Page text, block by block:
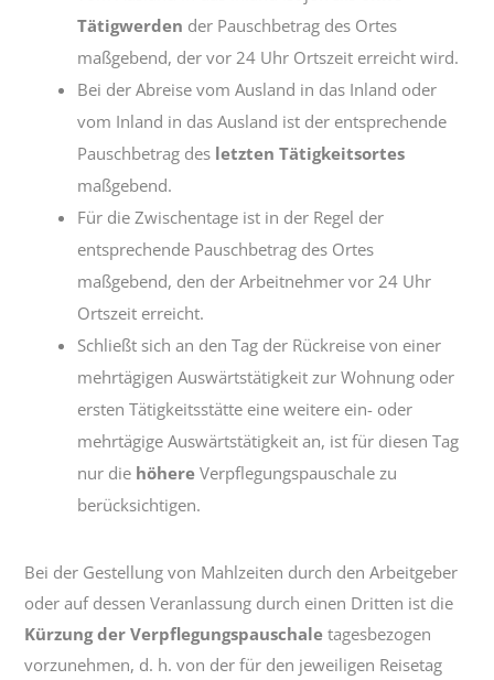
Tätigwerden der Pauschbetrag des Ortes
maßgebend, der vor 24 Uhr Ortszeit erreicht wird.
Bei der Abreise vom Ausland in das Inland oder
vom Inland in das Ausland ist der entsprechende
Pauschbetrag des letzten Tätigkeitsortes
maßgebend.
Für die Zwischentage ist in der Regel der
entsprechende Pauschbetrag des Ortes
maßgebend, den der Arbeitnehmer vor 24 Uhr
Ortszeit erreicht.
Schließt sich an den Tag der Rückreise von einer
mehrtägigen Auswärtstätigkeit zur Wohnung oder
ersten Tätigkeitsstätte eine weitere ein- oder
mehrtägige Auswärtstätigkeit an, ist für diesen Tag
nur die höhere Verpflegungspauschale zu
berücksichtigen.
Bei der Gestellung von Mahlzeiten durch den Arbeitgeber
oder auf dessen Veranlassung durch einen Dritten ist die
Kürzung der Verpflegungspauschale tagesbezogen
vorzunehmen, d. h. von der für den jeweiligen Reisetag